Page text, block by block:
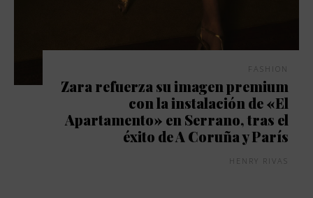
FASHION
Zara refuerza su imagen premium
con la instalación de «El
Apartamento» en Serrano, tras el
éxito de A Coruña y París
HENRY RIVAS